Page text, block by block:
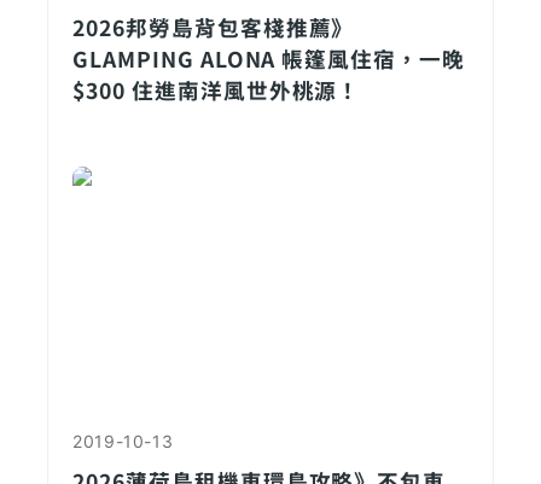
2026邦勞島背包客棧推薦》
GLAMPING ALONA 帳篷風住宿，一晚
$300 住進南洋風世外桃源！
2019-10-13